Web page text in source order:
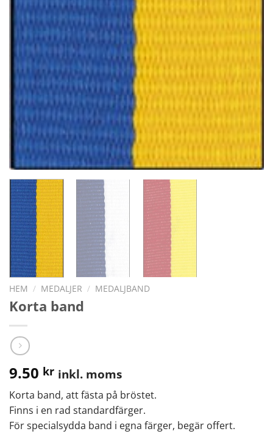
HEM / MEDALJER / MEDALJBAND
Korta band
9.50 kr inkl. moms
Korta band, att fästa på bröstet.
Finns i en rad standardfärger.
För specialsydda band i egna färger, begär offert.